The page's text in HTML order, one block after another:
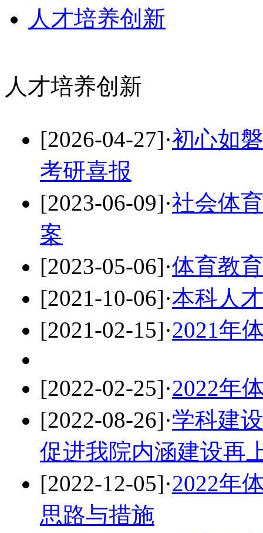
人才培养创新
人才培养创新
[2026-04-27]·初心如
考研喜报
[2023-06-09]·社会体
案
[2023-05-06]·体育教
[2021-10-06]·本科人
[2021-02-15]·2021年
[2022-02-25]·2022年
[2022-08-26]·学科建
促进我院内涵建设再
[2022-12-05]·2022年
思路与措施